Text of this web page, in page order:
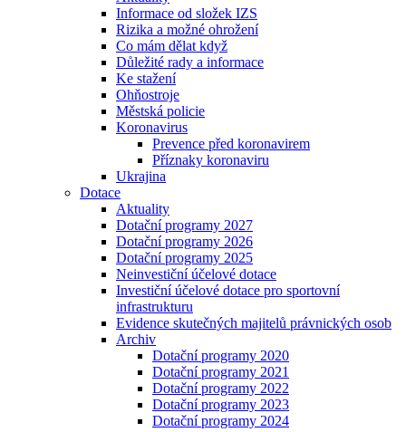
Informace od složek IZS
Rizika a možné ohrožení
Co mám dělat když
Důležité rady a informace
Ke stažení
Ohňostroje
Městská policie
Koronavirus
Prevence před koronavirem
Příznaky koronaviru
Ukrajina
Dotace
Aktuality
Dotační programy 2027
Dotační programy 2026
Dotační programy 2025
Neinvestiční účelové dotace
Investiční účelové dotace pro sportovní
infrastrukturu
Evidence skutečných majitelů právnických osob
Archiv
Dotační programy 2020
Dotační programy 2021
Dotační programy 2022
Dotační programy 2023
Dotační programy 2024